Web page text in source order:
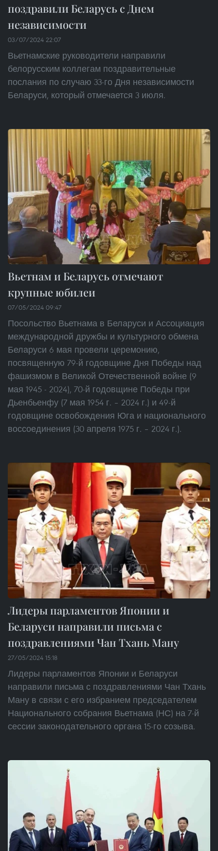
поздравили Беларусь с Днем
независимости
03/07/2024 22:07
Вьетнамские руководители направили
белорусским коллегам поздравительные
послания по случаю 33-го Дня независимости
Беларуси, который отмечается 3 июля.
Вьетнам и Беларусь отмечают
крупные юбилеи
07/05/2024 09:47
Посольство Вьетнама в Беларуси и Ассоциация
международной дружбы и культурного обмена
Беларуси 6 мая провели церемонию,
посвященную 79-й годовщине Дня Победы над
фашизмом в Великой Отечественной войне (9
мая 1945 - 2024), 70-й годовщине Победы при
Дьенбьенфу (7 мая 1954 г. – 2024 г.) и 49-й
годовщине освобождения Юга и национального
воссоединения (30 апреля 1975 г. – 2024 г.).
Лидеры парламентов Японии и
Беларуси направили письма с
поздравлениями Чан Тхань Ману
27/05/2024 15:18
Лидеры парламентов Японии и Беларуси
направили письма с поздравлениями Чан Тхань
Ману в связи с его избранием председателем
Национального собрания Вьетнама (НС) на 7-й
сессии законодательного органа 15-го созыва.